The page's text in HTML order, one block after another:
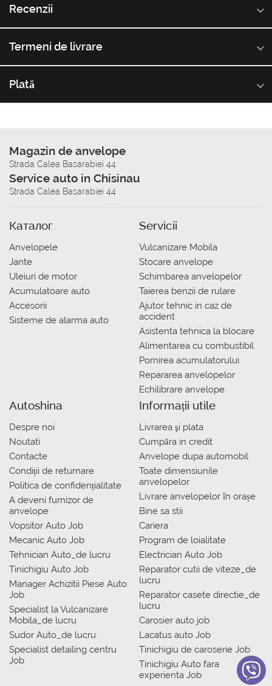
Recenzii
Termeni de livrare
Plată
Magazin de anvelope
Strada Calea Basarabiei 44
Service auto in Chisinau
Strada Calea Basarabiei 44
Каталог
Anvelopele
Jante
Uleiuri de motor
Acumulatoare auto
Accesorii
Sisteme de alarma auto
Servicii
Vulcanizare Mobila
Stocare anvelope
Schimbarea anvelopelor
Taierea benzii de rulare
Ajutor tehnic in caz de
accident
Asistenta tehnica la blocare
Alimentarea cu combustibil
Pornirea acumulatorului
Repararea anvelopelor
Echilibrare anvelope
Autoshina
Despre noi
Noutati
Contacte
Condiții de returnare
Politica de confidențialitate
A deveni furnizor de
anvelope
Vopsitor Auto Job
Mecanic Auto Job
Tehnician Auto_de lucru
Tinichigiu Auto Job
Manager Achizitii Piese Auto
Job
Specialist la Vulcanizare
Mobila_de lucru
Sudor Auto_de lucru
Specialist detailing centru
Job
Informații utile
Livrarea şi plata
Сumpăra in credit
Anvelope dupa automobil
Toate dimensiunile
anvelopelor
Livrare anvelopelor în orașe
Bine sa stii
Cariera
Program de loialitate
Electrician Auto Job
Reparator cutii de viteze_de
lucru
Reparator casete directie_de
lucru
Carosier auto job
Lacatus auto Job
Tinichigiu de caroserie Job
Tinichigiu Auto fara
experienta Job